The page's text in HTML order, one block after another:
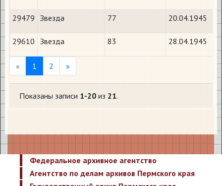
29479 Звезда 77 20.04.1945
29610 Звезда 83 28.04.1945
« Previous
1 2 »
Показаны записи 1-20 из 21.
Федеральное архивное агентство
Агентство по делам архивов Пермского края